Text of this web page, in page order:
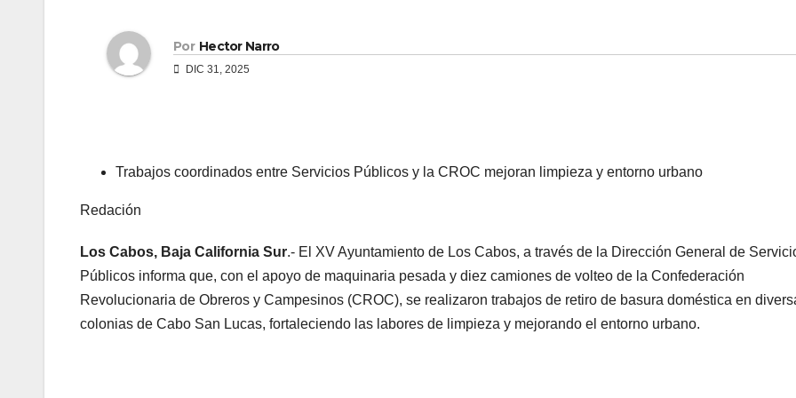
Por Hector Narro
DIC 31, 2025
Trabajos coordinados entre Servicios Públicos y la CROC mejoran limpieza y entorno urbano
Redación
Los Cabos, Baja California Sur.- El XV Ayuntamiento de Los Cabos, a través de la Dirección General de
Públicos informa que, con el apoyo de maquinaria pesada y diez camiones de volteo de la Confederación
Revolucionaria de Obreros y Campesinos (CROC), se realizaron trabajos de retiro de basura doméstica en
colonias de Cabo San Lucas, fortaleciendo las labores de limpieza y mejorando el entorno urbano.